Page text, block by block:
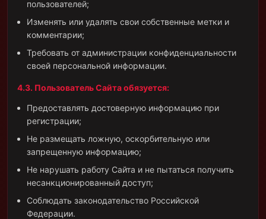
пользователей;
Изменять или удалять свои собственные метки и
комментарии;
Требовать от администрации конфиденциальности
своей персональной информации.
4.3. Пользователь Сайта обязуется:
Предоставлять достоверную информацию при
регистрации;
Не размещать ложную, оскорбительную или
запрещенную информацию;
Не нарушать работу Сайта и не пытаться получить
несанкционированный доступ;
Соблюдать законодательство Российской
Федерации.